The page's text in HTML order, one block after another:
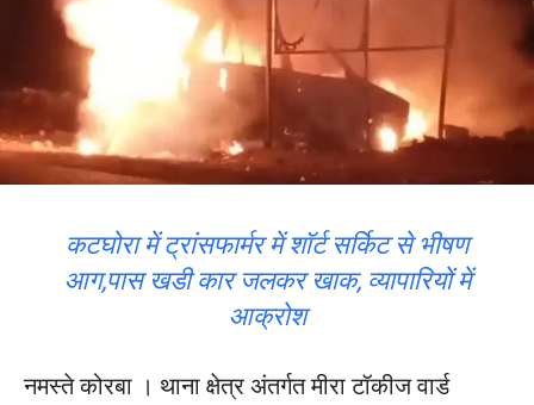
कटघोरा में ट्रांसफार्मर में शॉर्ट सर्किट से भीषण
आग,पास खडी कार जलकर खाक, व्यापारियों में
आक्रोश
नमस्ते कोरबा । थाना क्षेत्र अंतर्गत मीरा टॉकीज वार्ड